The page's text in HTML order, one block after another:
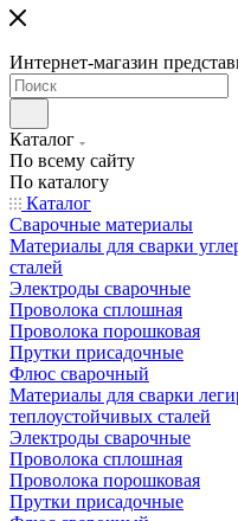
Интернет-магазин
Каталог
По всему сайту
По каталогу
Каталог
Сварочные материалы
Материалы для сварки
сталей
Электроды сварочные
Проволока сплошная
Проволока порошковая
Прутки присадочные
Флюс сварочный
Материалы для сварки
теплоустойчивых сталей
Электроды сварочные
Проволока сплошная
Проволока порошковая
Прутки присадочные